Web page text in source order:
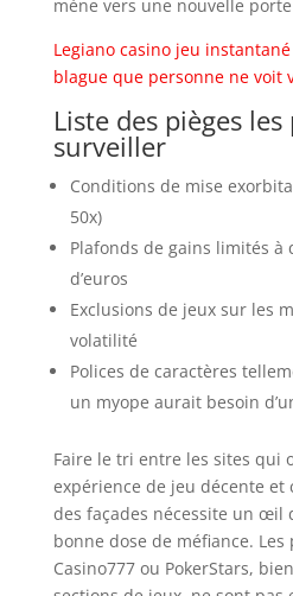
mène vers une nouvelle
Legiano casino jeu
blague que personne ne voit
Liste des pièges
surveiller
Conditions de mise
50x)
Plafonds de gains limités à
d’euros
Exclusions de jeux sur les
volatilité
Polices de caractères
un myope aurait besoin
Faire le tri entre les sites qui
expérience de jeu décente et
des façades nécessite un œil
bonne dose de méfiance.
Casino777 ou PokerStars,